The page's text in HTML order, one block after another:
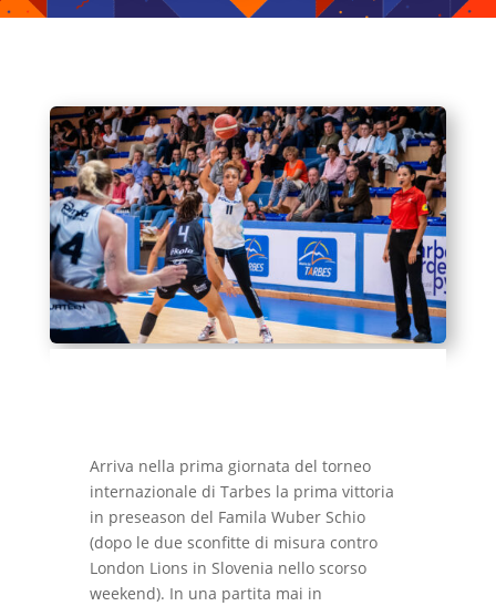
Arriva nella prima giornata del torneo
internazionale di Tarbes la prima vittoria
in preseason del Famila Wuber Schio
(dopo le due sconfitte di misura contro
London Lions in Slovenia nello scorso
weekend). In una partita mai in